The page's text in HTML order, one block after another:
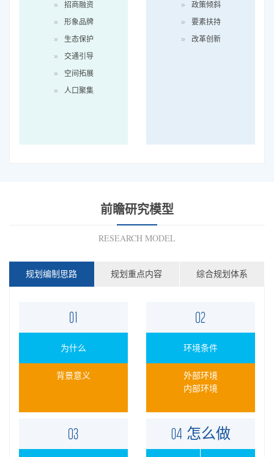
»
招商融资
»
形象品牌
»
生态保护
»
交通引导
»
空间拓展
»
人口聚集
»
政策倾斜
»
要素扶持
»
改革创新
前瞻研究模型
RESEARCH MODEL
规划编制思路 规划重点内容 综合规划体系
为什么
背景意义
环境条件
外部环境
内部环境
怎么做